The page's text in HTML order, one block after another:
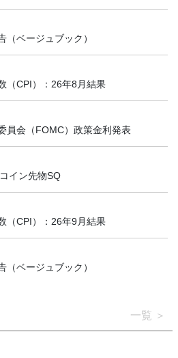
（ベージュブック）
（CPI）：26年8月結果
員会（FOMC）政策金利発表
イン先物SQ
（CPI）：26年9月結果
（ベージュブック）
一覧